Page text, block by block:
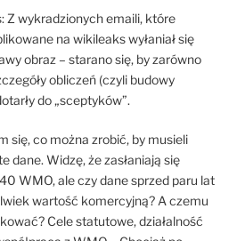
Z wykradzionych emaili, które
na wikileaks wyłaniał się
obraz – starano się, by zarówno
obliczeń (czyli budowy
do „sceptyków”.
się, co można zrobić, by musieli
dane. Widzę, że zasłaniają się
WMO, ale czy dane sprzed paru lat
wartość komercyjną? A czemu
Cele statutowe, działalność